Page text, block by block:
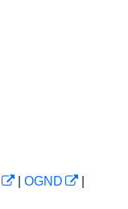
OGND